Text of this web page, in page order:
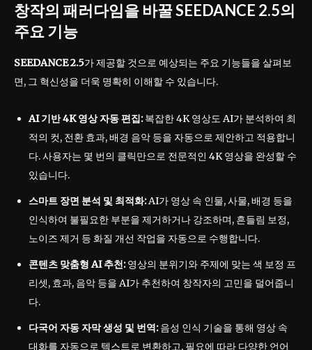
창작의 패러다임을 바꿀 SEEDANCE 2.5의
주요 기능
SEEDANCE 2.5가 제공할 것으로 예상되는 주요 기능들을 살펴보
면, 그 혁신성을 더욱 명확히 이해할 수 있습니다.
AI 기반 4K 영상 자동 편집:복잡한 4K 영상도 AI가 분석하여 최
적의 컷, 전환 효과, 배경 음악 등을 자동으로 제안하고 적용합니
다. 사용자는 몇 번의 클릭만으로 전문적인 4K 영상을 완성할 수
있습니다.
스마트 장면 분석 및 최적화:AI가 영상 속 인물, 사물, 배경 등을
인식하여 불필요한 부분을 제거하거나 강조하며, 흔들림 보정,
노이즈 제거 등 화질 개선 작업을 자동으로 수행합니다.
콘텐츠 맞춤형 AI 추천:영상의 분위기와 주제에 맞는 색 보정 프
리셋, 효과, 음악 등을 AI가 추천하여 창작자의 고민을 덜어줍니
다.
다국어 자동 자막 생성 및 번역:음성 인식 기술을 통해 영상 속
대화를 자동으로 텍스트로 변환하고, 필요에 따라 다양한 언어